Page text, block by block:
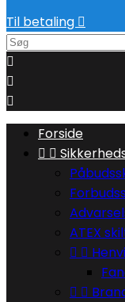
Til betaling 



Forside
 
ATEX
 
 